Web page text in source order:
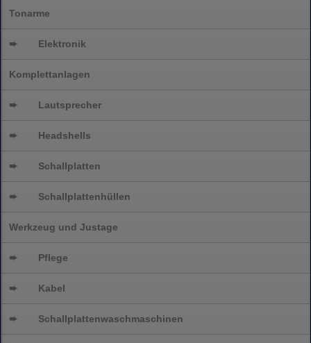
Tonarme
➨ Elektronik
Komplettanlagen
➨ Lautsprecher
➨ Headshells
➨ Schallplatten
➨ Schallplattenhüllen
Werkzeug und Justage
➨ Pflege
➨ Kabel
➨ Schallplattenwaschmaschinen